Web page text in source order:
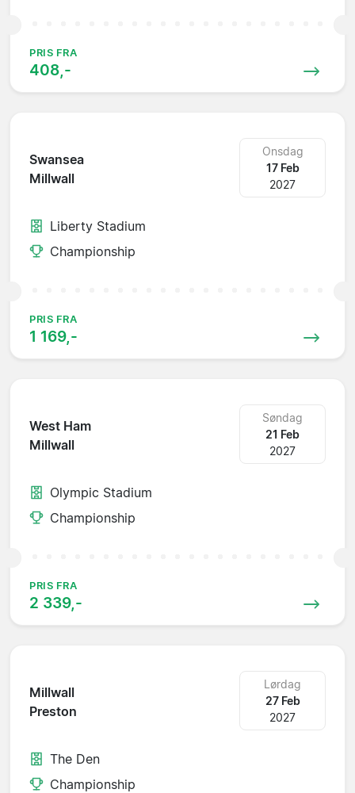
PRIS FRA
408,-
Swansea
Millwall
Onsdag
17 Feb
2027
Liberty Stadium
Championship
PRIS FRA
1 169,-
West Ham
Millwall
Søndag
21 Feb
2027
Olympic Stadium
Championship
PRIS FRA
2 339,-
Millwall
Preston
Lørdag
27 Feb
2027
The Den
Championship